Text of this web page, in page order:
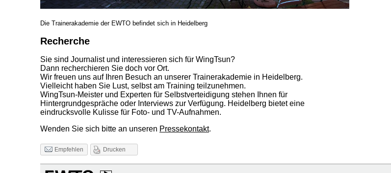
Die Trainerakademie der EWTO befindet sich in Heidelberg
Recherche
Sie sind Journalist und interessieren sich für WingTsun?
Dann recherchieren Sie doch vor Ort.
Wir freuen uns auf Ihren Besuch an unserer Trainerakademie in Heidelberg.
Vielleicht haben Sie Lust, selbst am Training teilzunehmen.
WingTsun-Meister und Experten für Selbstverteidigung stehen Ihnen für
Hintergrundgespräche oder Interviews zur Verfügung. Heidelberg bietet eine
eindrucksvolle Kulisse für Foto- und TV-Aufnahmen.
Wenden Sie sich bitte an unseren Pressekontakt.
Empfehlen Drucken